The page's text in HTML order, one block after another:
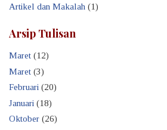
Artikel dan Makalah (1)
Arsip Tulisan
Maret (12)
Maret (3)
Februari (20)
Januari (18)
Oktober (26)